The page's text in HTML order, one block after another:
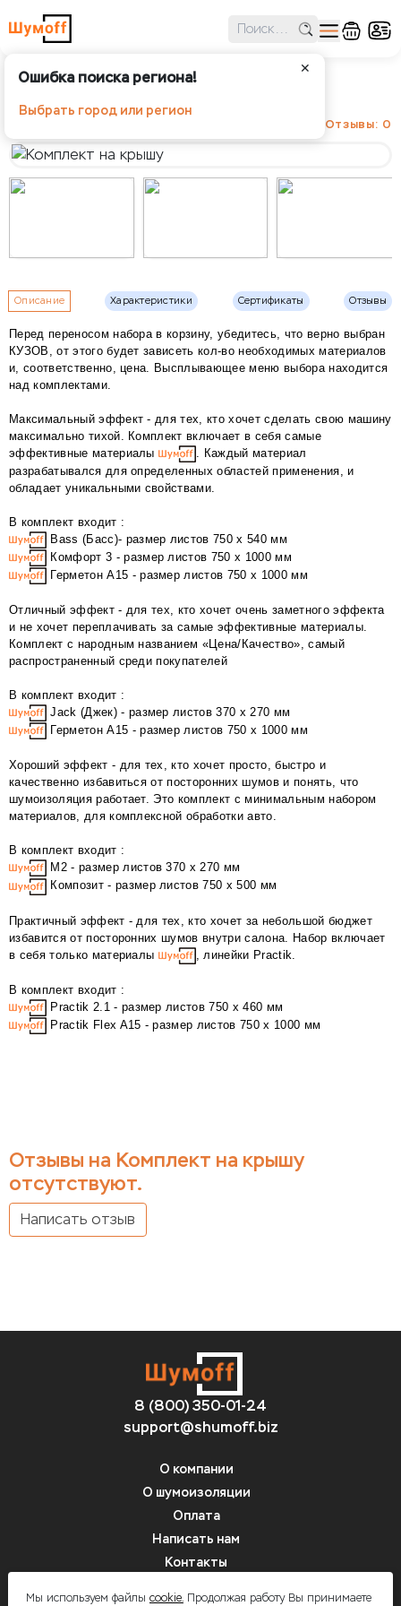
✕
Ошибка поиска региона!
Выбрать город или регион
Отзывы: 0
Описание Характеристики Сертификаты Отзывы
Перед переносом набора в корзину, убедитесь, что верно выбран
КУЗОВ, от этого будет зависеть кол-во необходимых материалов
и, соответственно, цена. Высплывающее меню выбора находится
над комплектами.
Максимальный эффект - для тех, кто хочет сделать свою машину
максимально тихой. Комплект включает в себя самые
эффективные материалы
. Каждый материал
разрабатывался для определенных областей применения, и
обладает уникальными свойствами.
В комплект входит :
Bass (Басс)- размер листов 750 x 540 мм
Комфорт 3 - размер листов 750 х 1000 мм
Герметон А15 - размер листов 750 х 1000 мм
Отличный эффект - для тех, кто хочет очень заметного эффекта
и не хочет переплачивать за самые эффективные материалы.
Комплект с народным названием «Цена/Качество», самый
распространенный среди покупателей
В комплект входит :
Jack (Джек) - размер листов 370 х 270 мм
Герметон А15 - размер листов 750 х 1000 мм
Хороший эффект - для тех, кто хочет просто, быстро и
качественно избавиться от посторонних шумов и понять, что
шумоизоляция работает. Это комплект с минимальным набором
материалов, для комплексной обработки авто.
В комплект входит :
М2 - размер листов 370 х 270 мм
Композит - размер листов 750 х 500 мм
Практичный эффект - для тех, кто хочет за небольшой бюджет
избавится от посторонних шумов внутри салона. Набор включает
в себя только материалы
, линейки Practik.
В комплект входит :
Practik 2.1 - размер листов 750 х 460 мм
Practik Flex A15 - размер листов 750 х 1000 мм
Отзывы на Комплект на крышу
отсутствуют.
Написать отзыв
8 (800) 350-01-24
support@shumoff.biz
О компании
О шумоизоляции
Оплата
Написать нам
Контакты
Мы используем файлы cookie.Продолжая работу Вы принимаете